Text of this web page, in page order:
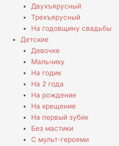
Двухъярусный
Трехъярусный
На годовщину свадьбы
Детские
Девочке
Мальчику
На годик
На 2 года
На рождение
На крещение
На первый зубик
Без мастики
С мульт-героями